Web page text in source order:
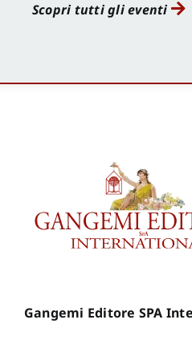
Scopri tutti gli eventi
Gangemi Editore SPA